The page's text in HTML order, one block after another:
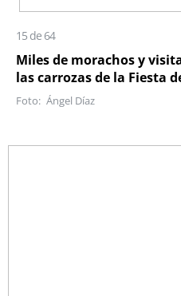
15 de 64
Miles de morachos y
las carrozas de la Fiesta
Ángel Díaz